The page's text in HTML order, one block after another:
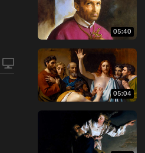
05:40
05:04